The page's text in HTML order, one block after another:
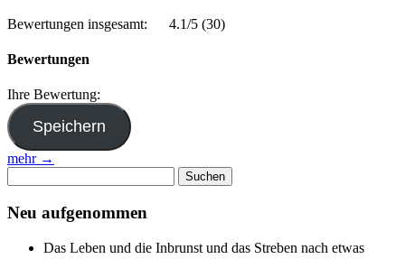
Bewertungen insgesamt: 4.1/5 (30)
Bewertungen
Ihre Bewertung:
mehr →
nach:
Neu aufgenommen
Das Leben und die Inbrunst und das Streben nach etwas